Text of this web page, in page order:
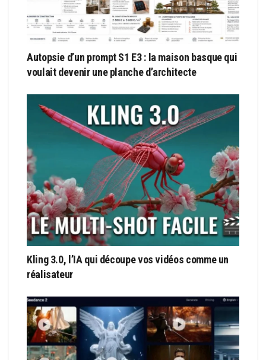
Autopsie d’un prompt S1 E3 : la maison basque qui
voulait devenir une planche d’architecte
Kling 3.0, l’IA qui découpe vos vidéos comme un
réalisateur